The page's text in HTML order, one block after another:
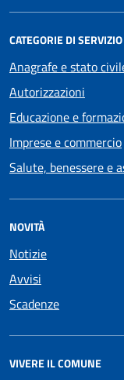
CATEGORIE DI SERVIZIO
Anagrafe e stato
Autorizzazioni
Educazione e
Imprese e commercio
Salute, benessere e
NOVITÀ
Notizie
Avvisi
Scadenze
VIVERE IL COMUNE